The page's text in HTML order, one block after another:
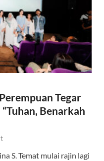
Tegar
Benarkah
S. Temat mulai rajin lagi